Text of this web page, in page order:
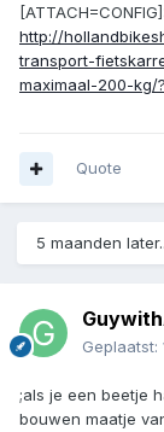
http://
transport-
maximaal-200-kg/
Quote
5 maanden
Geplaatst:
;als je een beetje
bouwen maatje